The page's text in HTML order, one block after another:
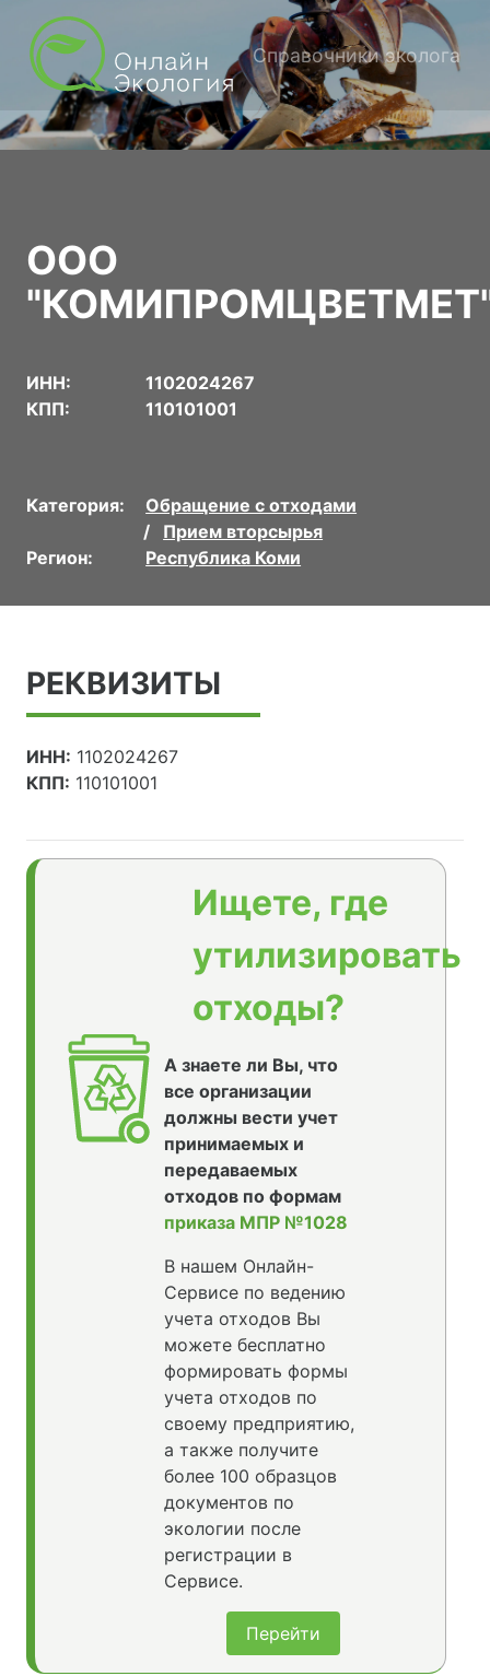
Справочники эколога
ООО
ИНН:
1102024267
КПП:
110101001
Категория:
Обращение с отходами
Прием вторсырья
Регион:
Республика Коми
РЕКВИЗИТЫ
ИНН: 1102024267
КПП: 110101001
Ищете, где
утилизировать
отходы?
А знаете ли Вы, что
все организации
должны вести учет
принимаемых и
передаваемых
отходов по формам
приказа МПР №1028
В нашем Онлайн-
Сервисе по ведению
учета отходов Вы
можете бесплатно
формировать формы
учета отходов по
своему предприятию,
а также получите
более 100 образцов
документов по
экологии после
регистрации в
Сервисе.
Перейти